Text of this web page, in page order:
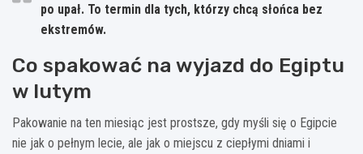
po upał. To termin dla tych, którzy chcą słońca bez
ekstremów.
Co spakować na wyjazd do Egiptu
w lutym
Pakowanie na ten miesiąc jest prostsze, gdy myśli się o Egipcie
nie jak o pełnym lecie, ale jak o miejscu z ciepłymi dniami i